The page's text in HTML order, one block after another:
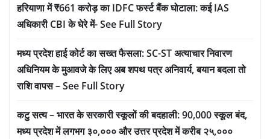
हरियाणा में ₹661 करोड़ का IDFC फर्स्ट बैंक घोटाला: कई IAS
अधिकारी CBI के घेरे में- See Full Story
मध्य प्रदेश हाई कोर्ट का सख्त फैसला: SC-ST अत्याचार निवारण
अधिनियम के मुआवजे के लिए अब शपथ पत्र अनिवार्य, बयान बदला तो
राशि वापस – See Full Story
कटु सत्य – भारत के सरकारी स्कूलों की बदहाली: 90,000 स्कूल बंद,
मध्य प्रदेश में लगभग ३०,००० और उत्तर प्रदेश में करीब २५,०००